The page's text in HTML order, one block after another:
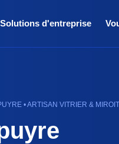
Solutions d'entreprise
• ARTISAN VITRIER &